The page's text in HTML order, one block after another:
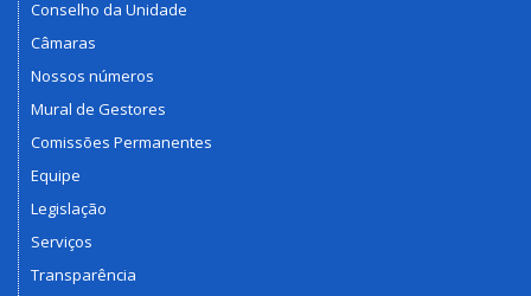
Conselho da Unidade
Câmaras
Nossos números
Mural de Gestores
Comissões Permanentes
Equipe
Legislação
Serviços
Transparência